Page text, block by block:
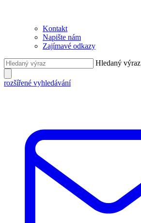
Kontakt
Napište nám
Zajímavé odkazy
Hledaný výraz
rozšířené vyhledávání